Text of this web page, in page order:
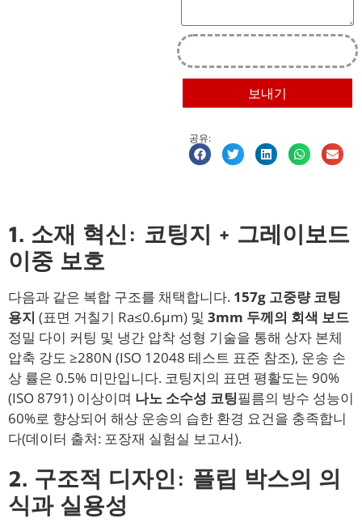
보내기
공유:
1. 소재 혁신: 코팅지 + 그레이보드
이중 보호
다음과 같은 복합 구조를 채택합니다. 157g 고중량 코팅
용지 (표면 거칠기 Ra≤0.6μm) 및 3mm 두께의 회색 보드
정밀 다이 커팅 및 냉간 압착 성형 기술을 통해 상자 본체
압축 강도 ≥280N (ISO 12048 테스트 표준 참조), 운송 손
상 률은 0.5% 미만입니다. 코팅지의 표면 평활도는 90%
(ISO 8791) 이상이며 나노 소수성 코팅필름의 방수 성능이
60%로 향상되어 해상 운송의 습한 환경 요건을 충족합니
다(데이터 출처: 포장재 실험실 보고서).
2. 구조적 디자인: 플립 박스의 의
식과 실용성